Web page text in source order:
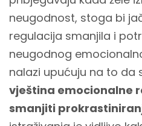
neugodnost, stoga bi
regulacija smanjila i
neugodnog
nalazi upućuju na to da
vještina emocionalne
smanjiti